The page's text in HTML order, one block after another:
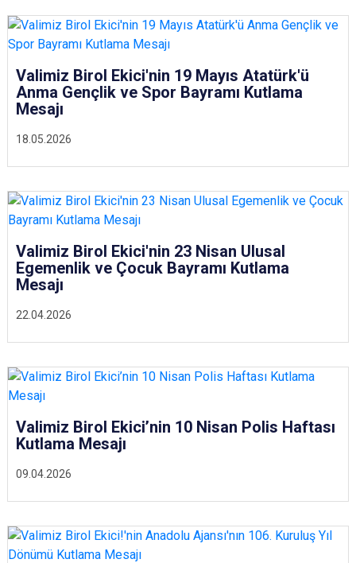
18.05.2026
Valimiz Birol Ekici'nin 19 Mayıs Atatürk'ü
Anma Gençlik ve Spor Bayramı Kutlama
Mesajı
22.04.2026
Valimiz Birol Ekici'nin 23 Nisan Ulusal
Egemenlik ve Çocuk Bayramı Kutlama
Mesajı
09.04.2026
Valimiz Birol Ekici’nin 10 Nisan Polis Haftası
Kutlama Mesajı